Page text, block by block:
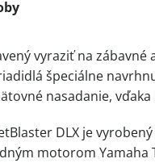
vyraziť na
špeciálne
nasadanie,
DLX je
motorom Yamaha